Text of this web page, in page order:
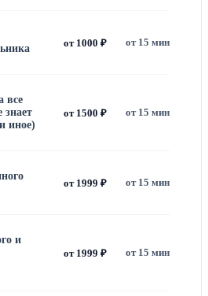
от 1000 ₽ от 15 мин
все
знает
иное)
от 1500 ₽ от 15 мин
от 1999 ₽ от 15 мин
и
от 1999 ₽ от 15 мин